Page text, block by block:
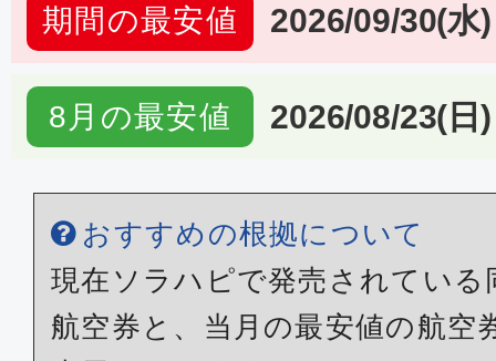
期間の最安値 2026/09/30(水)
8月の最安値 2026/08/23(日)
おすすめの根拠について
現在ソラハピで発売されている
航空券と、当月の最安値の航空